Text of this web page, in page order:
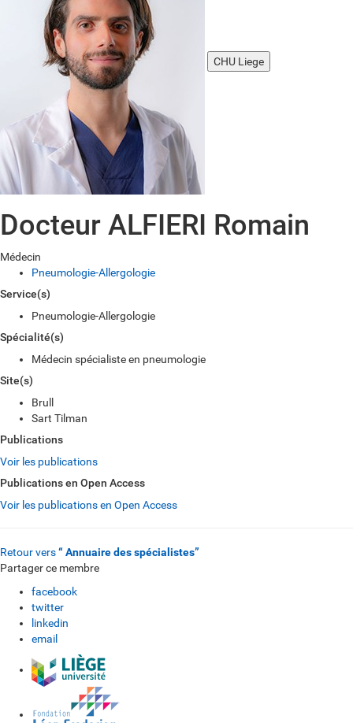
CHU Liege
Docteur ALFIERI Romain
Médecin
Pneumologie-Allergologie
Service(s)
Pneumologie-Allergologie
Spécialité(s)
Médecin spécialiste en pneumologie
Site(s)
Brull
Sart Tilman
Publications
Voir les publications
Publications en Open Access
Voir les publications en Open Access
Retour vers“ Annuaire des spécialistes”
Partager ce membre
facebook
twitter
linkedin
email